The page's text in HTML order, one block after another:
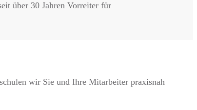
über 30 Jahren Vorreiter für
wir Sie und Ihre Mitarbeiter praxisnah